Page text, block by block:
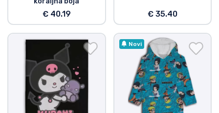
€ 40.19 € 35.40
Novi